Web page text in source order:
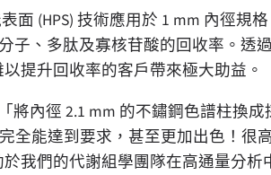
面 (HPS) 技術應用於 1 mm 內徑規
子、多肽及寡核苷酸的回收率。透
提升回收率的客戶帶來極大助益。
內徑 2.1 mm 的不鏽鋼色譜柱換成
全能達到要求，甚至更加出色！很
我們的代謝組學團隊在高通量分